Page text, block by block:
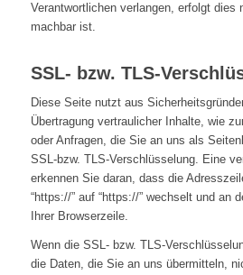
Verantwortlichen verlangen, erfolgt dies
machbar ist.
SSL- bzw. TLS-
Diese Seite nutzt aus
Übertragung vertraulicher Inhalte, wie
oder Anfragen, die Sie an uns als
SSL-bzw. TLS-Verschlüsselung. Eine
erkennen Sie daran, dass die
“https://” auf “https://” wechselt und an
Ihrer Browserzeile.
Wenn die SSL- bzw. TLS-
die Daten, die Sie an uns übermitteln,